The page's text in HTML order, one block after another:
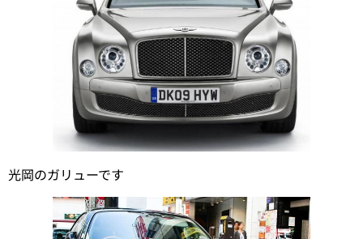
光岡のガリューです